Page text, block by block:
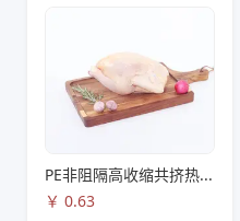
PE非阻隔高收缩共挤热收缩膜S83
￥ 0.63